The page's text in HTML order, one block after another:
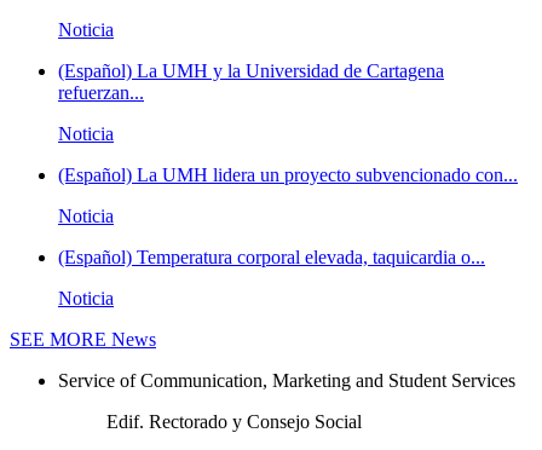
Noticia
(Español) La UMH y la Universidad de Cartagena
refuerzan...
Noticia
(Español) La UMH lidera un proyecto subvencionado con...
Noticia
(Español) Temperatura corporal elevada, taquicardia o...
Noticia
SEE MORE News
Service of Communication, Marketing and Student Services
Edif. Rectorado y Consejo Social